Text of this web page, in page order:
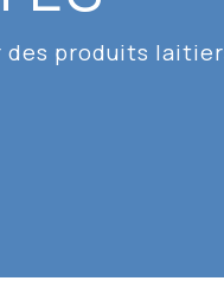
des produits